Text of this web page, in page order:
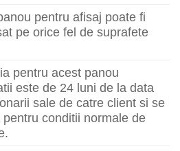
pentru afisaj poate fi
pe orice fel de suprafete
pentru acest panou
este de 24 luni de la data
sale de catre client si se
pentru conditii normale de